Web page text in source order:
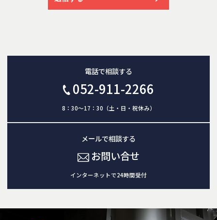
電話で相談する
052-911-2266
8：30～17：30（土・日・祝休み）
メールで相談する
お問い合せ
インターネットで24時間受付